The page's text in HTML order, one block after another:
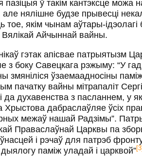
пазіцыя ў такім кантэксце можа
нялішне будзе прывесці
тое, якім чынам аўтары-
Айчыннай вайны.
гэтак апісвае патрыятызм
з боку Савецкага рэжыму: “У
змяніліся ўзаемаадносіны
пачатку вайны мітрапаліт
да духавенства з пасланнем, у
Хрыстова дабраслаўляе ўсіх
межаў нашай Радзімы”.
Праваслаўнай Царквы па
і рэчаў для патрэб
паміж уладай і царквой”